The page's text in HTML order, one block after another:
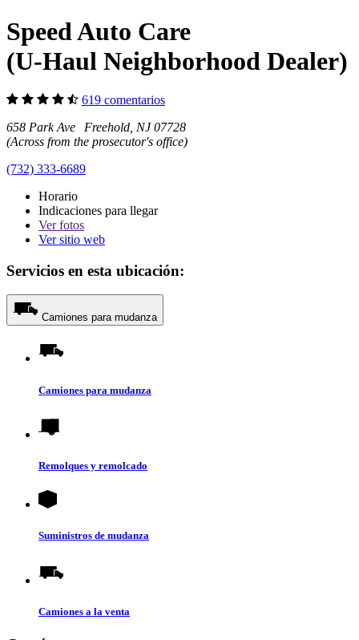
Speed Auto Care
(U-Haul Neighborhood Dealer)
619 comentarios
658 Park Ave Freehold, NJ 07728
(Across from the prosecutor's office)
(732) 333-6689
Horario
Indicaciones para llegar
Verfotos
Ver sitio web
Servicios en esta ubicación:
Camiones para mudanza
Camiones para mudanza
Remolques y remolcado
Suministros de mudanza
Camiones a la venta